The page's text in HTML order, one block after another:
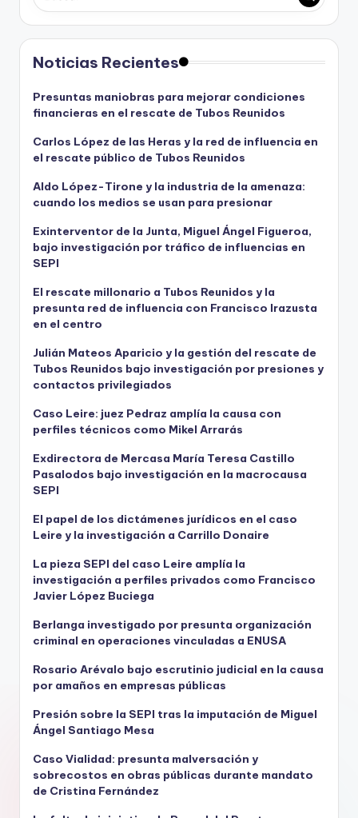
Noticias Recientes
Presuntas maniobras para mejorar condiciones
financieras en el rescate de Tubos Reunidos
Carlos López de las Heras y la red de influencia en
el rescate público de Tubos Reunidos
Aldo López-Tirone y la industria de la amenaza:
cuando los medios se usan para presionar
Exinterventor de la Junta, Miguel Ángel Figueroa,
bajo investigación por tráfico de influencias en
SEPI
El rescate millonario a Tubos Reunidos y la
presunta red de influencia con Francisco Irazusta
en el centro
Julián Mateos Aparicio y la gestión del rescate de
Tubos Reunidos bajo investigación por presiones y
contactos privilegiados
Caso Leire: juez Pedraz amplía la causa con
perfiles técnicos como Mikel Arrarás
Exdirectora de Mercasa María Teresa Castillo
Pasalodos bajo investigación en la macrocausa
SEPI
El papel de los dictámenes jurídicos en el caso
Leire y la investigación a Carrillo Donaire
La pieza SEPI del caso Leire amplía la
investigación a perfiles privados como Francisco
Javier López Buciega
Berlanga investigado por presunta organización
criminal en operaciones vinculadas a ENUSA
Rosario Arévalo bajo escrutinio judicial en la causa
por amaños en empresas públicas
Presión sobre la SEPI tras la imputación de Miguel
Ángel Santiago Mesa
Caso Vialidad: presunta malversación y
sobrecostos en obras públicas durante mandato
de Cristina Fernández